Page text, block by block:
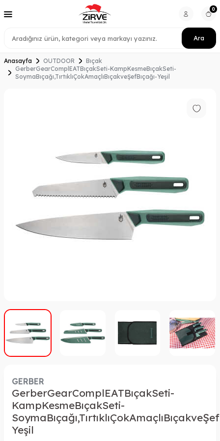
Ara
0
Anasayfa OUTDOOR
Bıçak
GerberGearComplEATBıçakSeti-KampKesmeBıçakSeti-
SoymaBıçağı,TırtıklıÇokAmaçlıBıçakveŞefBıçağı-Yeşil
GERBER
GerberGearComplEATBıçakSeti-
KampKesmeBıçakSeti-
Yeşil